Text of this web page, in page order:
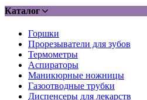
Каталог
Горшки
Прорезыватели для зубов
Термометры
Аспираторы
Маникюрные ножницы
Газоотводные трубки
Диспенсеры для лекарств